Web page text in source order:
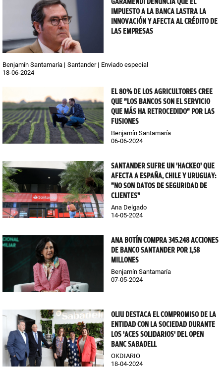
IMPUESTO A LA BANCA LASTRA LA
INNOVACIÓN Y AFECTA AL CRÉDITO DE
LAS EMPRESAS
Benjamín Santamaría Santander
Enviado especial
18-06-2024
EL 80% DE LOS AGRICULTORES CREE
QUE "LOS BANCOS SON EL SERVICIO
QUE MÁS HA RETROCEDIDO" POR LAS
FUSIONES
Benjamín Santamaría
06-06-2024
SANTANDER SUFRE UN 'HACKEO' QUE
AFECTA A ESPAÑA, CHILE Y URUGUAY:
"NO SON DATOS DE SEGURIDAD DE
CLIENTES"
Ana Delgado
14-05-2024
ANA BOTÍN COMPRA 345.248 ACCIONES
DE BANCO SANTANDER POR 1,58
MILLONES
Benjamín Santamaría
07-05-2024
OLIU DESTACA EL COMPROMISO DE LA
ENTIDAD CON LA SOCIEDAD DURANTE
LOS 'ACES SOLIDARIOS' DEL OPEN
BANC SABADELL
OKDIARIO
18-04-2024